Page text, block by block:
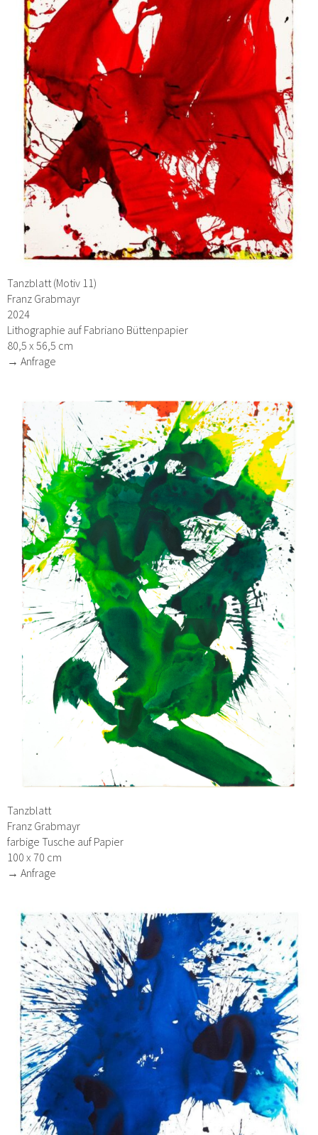
Tanzblatt (Motiv 11)
Franz Grabmayr
2024
Lithographie auf Fabriano Büttenpapier
80,5 x 56,5 cm
→ Anfrage
Tanzblatt
Franz Grabmayr
farbige Tusche auf Papier
100 x 70 cm
→ Anfrage